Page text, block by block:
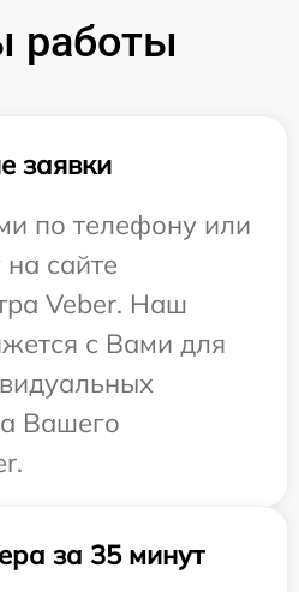
работы
заявки
по телефону или
на сайте
Veber. Наш
с Вами для
Вашего
за 35 минут